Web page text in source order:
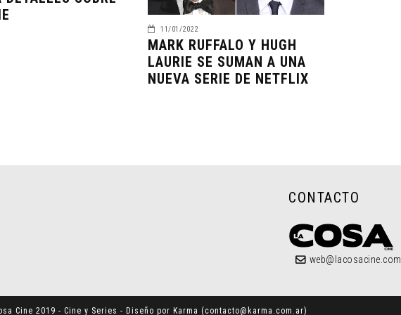
11/01/2022
MARK RUFFALO Y HUGH
LAURIE SE SUMAN A UNA
NUEVA SERIE DE NETFLIX
CONTACTO
web@lacosacine.com
Cine 2019 - Cine y Series - Diseño por Karma (contacto@karma.com.ar)